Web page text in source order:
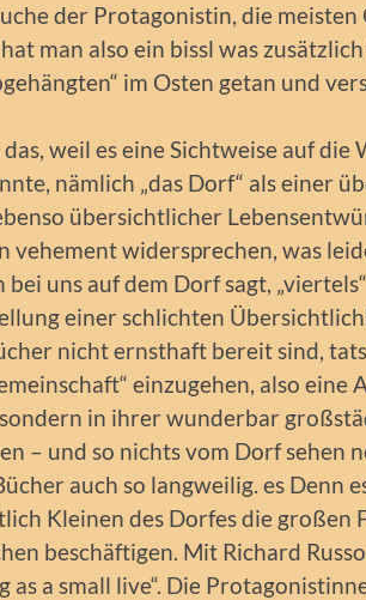
der Protagonistin, die meisten
man also ein bissl was
im Osten getan und
weil es eine Sichtweise auf
nämlich „das Dorf“ als einer
übersichtlicher
vehement widersprechen, was
bei uns auf dem Dorf sagt,
einer schlichten
nicht ernsthaft bereit sind,
einzugehen, also eine
in ihrer wunderbar
– und so nichts vom Dorf sehen
auch so langweilig. es Denn
Kleinen des Dorfes die großen
beschäftigen. Mit Richard
as a small live“. Die